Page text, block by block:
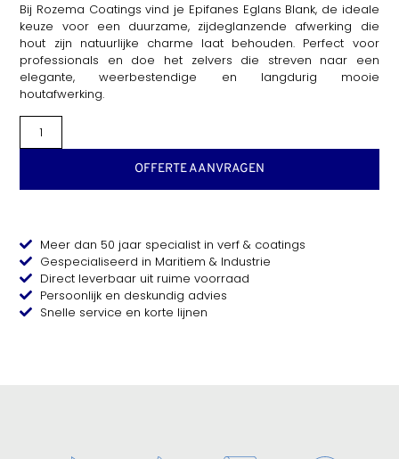
Bij Rozema Coatings vind je Epifanes Eglans Blank, de ideale
keuze voor een duurzame, zijdeglanzende afwerking die
hout zijn natuurlijke charme laat behouden. Perfect voor
professionals en doe het zelvers die streven naar een
elegante, weerbestendige en langdurig mooie
houtafwerking.
OFFERTE AANVRAGEN
Meer dan 50 jaar specialist in verf & coatings
Gespecialiseerd in Maritiem & Industrie
Direct leverbaar uit ruime voorraad
Persoonlijk en deskundig advies
Snelle service en korte lijnen